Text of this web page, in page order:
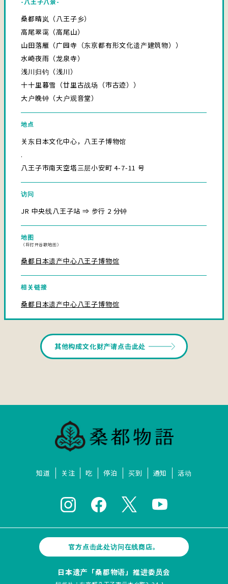
桑都晴岚（八王子乡）
高尾翠霭（高尾山）
山田落雁（广园寺（东京都有形文化遗产建筑物））
水崎夜雨（龙泉寺）
浅川归钓（浅川）
十十里暮雪（廿里古战场（市古迹））
大户晚钟（大户观音堂）
地点
关东日本文化中心，八王子博物馆
.
八王子市南天空塔三层小安町 4-7-11 号
访问
JR 中央线八王子站 ⇒ 步行 2 分钟
地图
（将打开谷歌地图）
桑都日本遗产中心八王子博物馆
相关链接
桑都日本遗产中心八王子博物馆
其他构成文化财产请点击此处
知道 关注 吃 停泊 买到 通知 活动
官方点击此处访问在线商店。
日本遗产「桑都物语」推进委员会